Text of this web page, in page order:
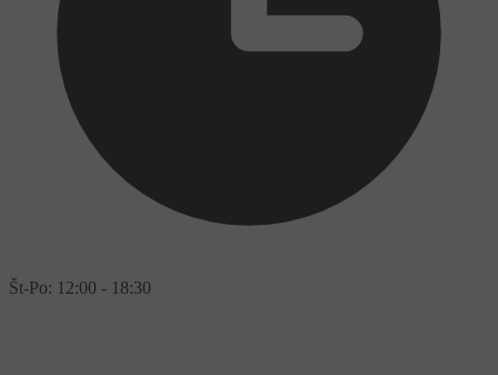
Št-Po: 12:00 - 18:30